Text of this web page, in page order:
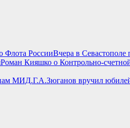
Вчера в
Роман Кияшко о Контрольно-
Г.А.Зюганов вручил